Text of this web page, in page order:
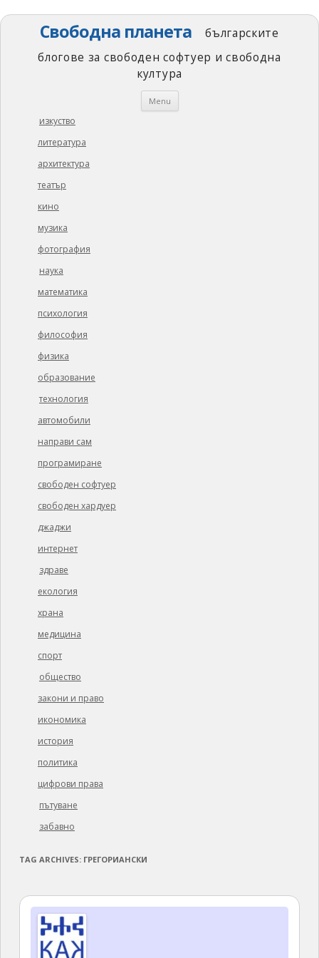
Свободна планета
българските
блогове за свободен софтуер и свободна
култура
Menu Skip
изкуство
литература
архитектура
театър
кино
музика
фотография
наука
математика
психология
философия
физика
образование
технология
автомобили
направи сам
програмиране
свободен софтуер
свободен хардуер
джаджи
интернет
здраве
екология
храна
медицина
спорт
общество
закони и право
икономика
история
политика
цифрови права
пътуване
забавно
TAG ARCHIVES: ГРЕГОРИАНСКИ